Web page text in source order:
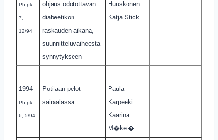
Ph-pk
7,
12/94
ohjaus odotottavan
diabeetikon
raskauden aikana,
suunnitteluvaiheesta
synnytykseen
Huuskonen
Katja Stick
1994
Ph-pk
6, 5/94
Potilaan pelot
sairaalassa
Paula
Karpeeki
Kaarina
M�kel�
–